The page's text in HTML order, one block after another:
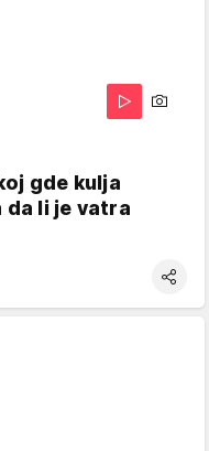
gde kulja
da li je vatra